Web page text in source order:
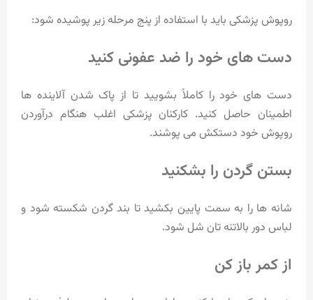
روپوش پزشکی باید با استفاده از پنج مرحله زیر پوشیده شود:
دست های خود را ضد عفونی کنید
دست های خود را کاملاً بشویید تا از پاک شدن آلاینده ها
اطمینان حاصل کنید. کارکنان پزشکی اغلب هنگام درآوردن
روپوش خود دستکش می پوشند.
بستن گردن را بشکنید
شانه ها را به سمت پایین بکشید تا بند گردن شکسته شود و
لباس دور بالاتنه تان شل شود.
از کمر باز کن